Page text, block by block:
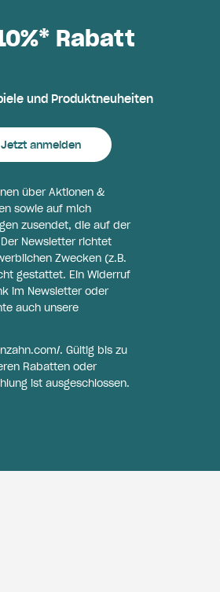
Rabatt
und Produktneuheiten
Jetzt anmelden
über Aktionen &
sowie auf mich
zusendet, die auf der
Newsletter richtet
Zwecken (z.B.
gestattet. Ein Widerruf
im Newsletter oder
auch unsere
. Gültig bis zu
Rabatten oder
ist ausgeschlossen.